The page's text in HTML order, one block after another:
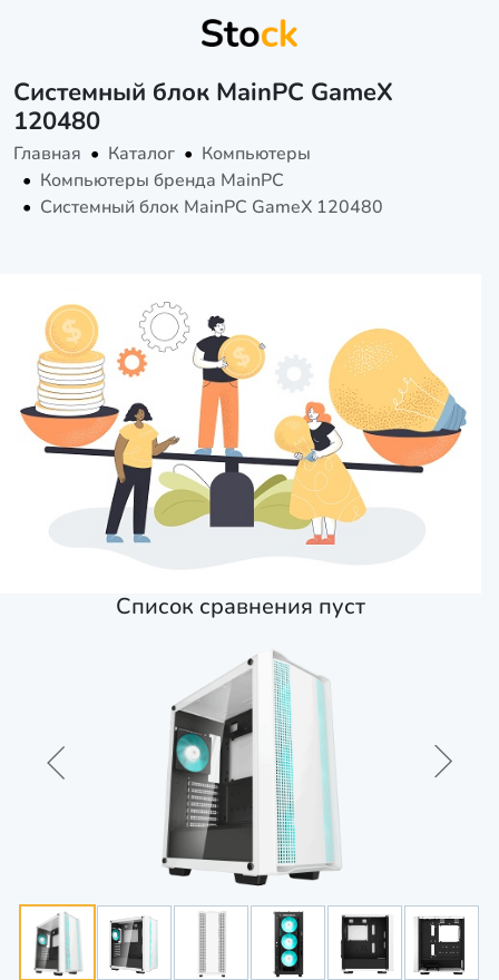
Системный блок MainPC GameX
120480
Главная Каталог
Компьютеры
Компьютеры бренда MainPC
Системный блок MainPC GameX 120480
Список сравнения пуст